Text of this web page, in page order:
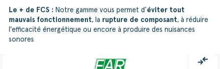
Le + de FCS : Notre gamme vous permet d’ éviter tout
mauvais fonctionnement, la rupture de composant, à réduire
l'efficacité énergétique ou encore à produire des nuisances
sonores
compare_arrows